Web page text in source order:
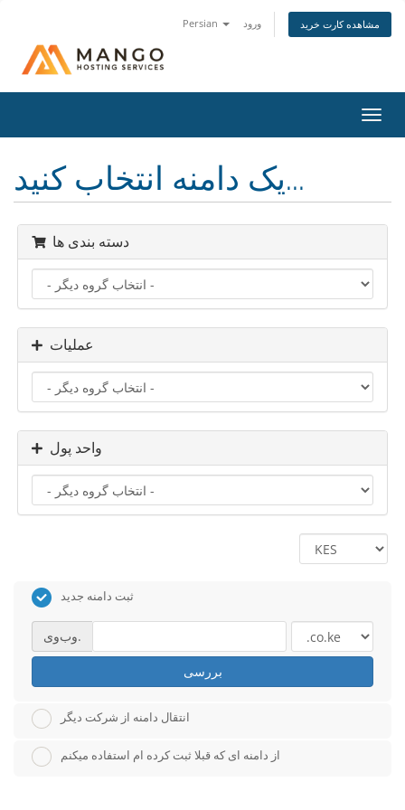
Persian ورود مشاهده کارت خرید
تغییر
یک دامنه انتخاب کنید...
دسته بندی ها
عملیات
واحد پول
ثبت دامنه جدید
وب‌وی.
بررسی
انتقال دامنه از شرکت دیگر
از دامنه ای که قبلا ثبت کرده ام استفاده میکنم